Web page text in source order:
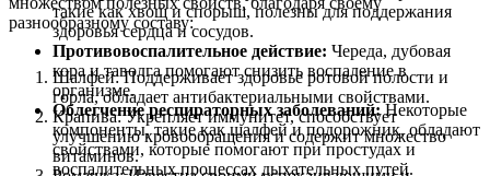
такие как хвощ и спорыш, полезны для поддержания
здоровья сердца и сосудов.
Противовоспалительное действие: Череда, дубовая
кора и таволга помогают снизить воспаление в
организме.
Облегчение респираторных заболеваний:Некоторые
компоненты, такие как шалфей и подорожник, обладают
свойствами, которые помогают при простудах и
воспалительных процессах дыхательных путей.
разнообразному составу:
Шалфей: Поддерживает здоровье ротовой полости и
горла, обладает антибактериальными свойствами.
Крапива: Укрепляет иммунитет, способствует
улучшению кровообращения и содержит множество
витаминов.